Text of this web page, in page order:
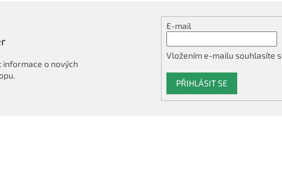
o nových
E-mail
Vložením e-mailu souhlasíte s
PŘIHLÁSIT SE